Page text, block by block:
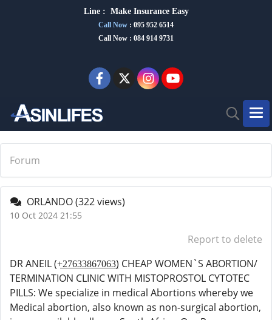
Line : Make Insurance Easy
Call Now : 095 952 6514
Call Now : 084 914 9731
Forum
ORLANDO(322 views)
10 Oct 2024 21:55
Report to delete
DR ANEIL (+̲2̲7̲6̲3̲3̲8̲6̲7̲0̲6̲3̲) CHEAP WOMEN`S ABORTION/
TERMINATION CLINIC WITH MISTOPROSTOL CYTOTEC
PILLS: We specialize in medical Abortions whereby we
Medical abortion, also known as non-surgical abortion,